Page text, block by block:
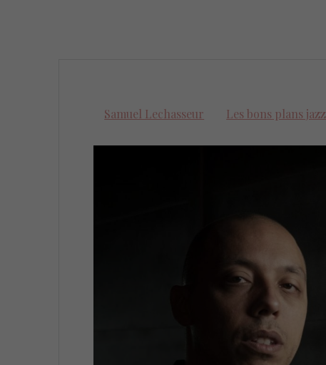
Samuel Lechasseur Les bons plans jazz